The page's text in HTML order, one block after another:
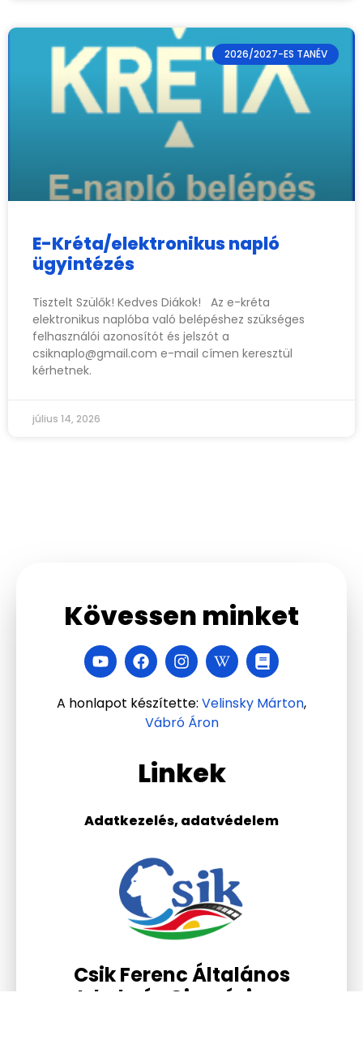
2026/2027-ES TANÉV
E-Kréta/elektronikus napló
ügyintézés
Tisztelt Szülők! Kedves Diákok! Az e-kréta
elektronikus naplóba való belépéshez szükséges
felhasználói azonosítót és jelszót a
csiknaplo@gmail.com e-mail címen keresztül
kérhetnek.
július 14, 2026
Csik Ferenc Általános
Iskola és Gimnázium
Linkek
Adatkezelés, adatvédelem
Kövessen minket
A honlapot készítette: Velinsky Márton,
Vábró Áron